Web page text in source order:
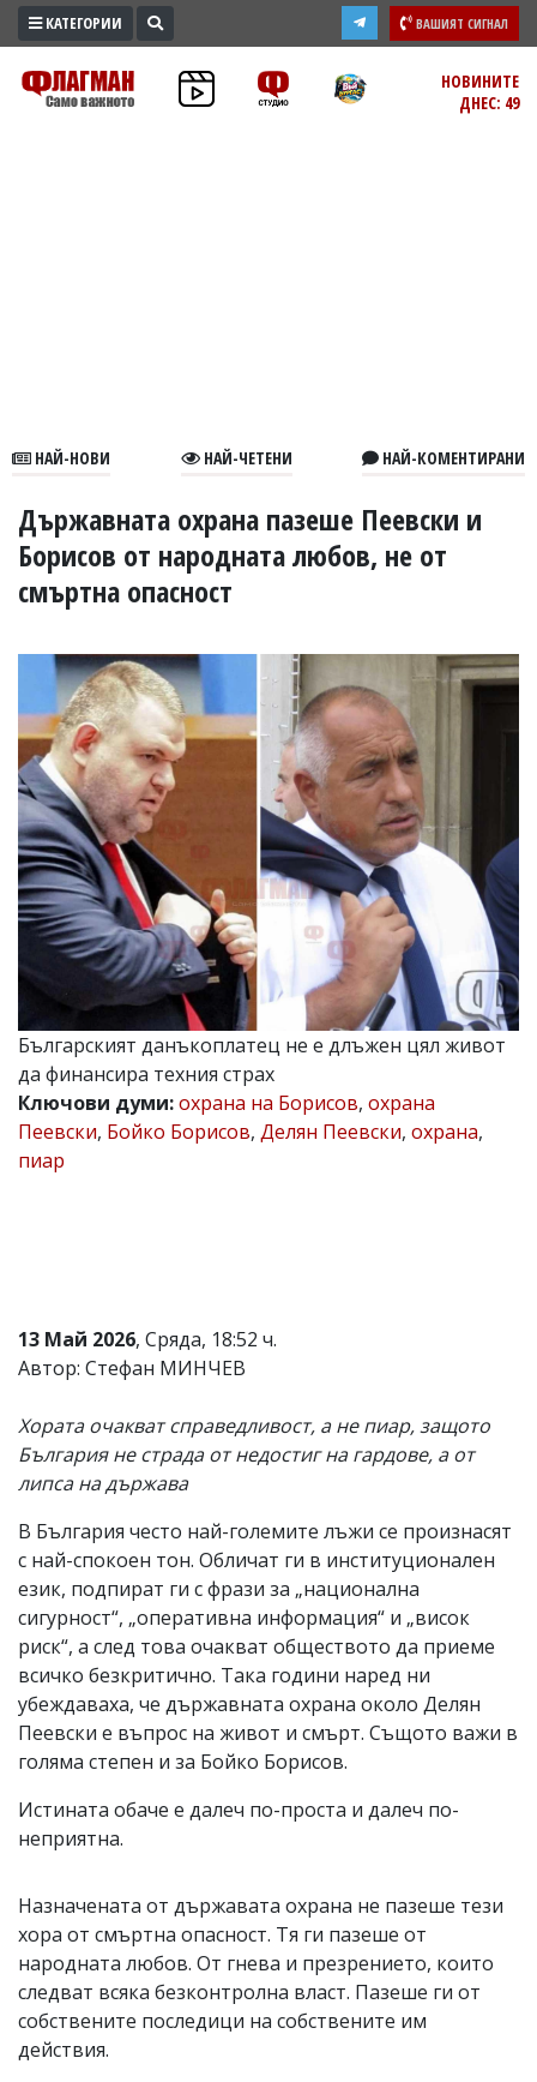
ПРОМО
ЗОНА
УКРАЙНА
СПОРТ
РАЗСЛЕДВАНЕ
БИЗНЕС
Управители:
Веселин
Василев,
email:
v.vasilev@flagman.bg
Катя
Касабова,
еmail:k.kassabova@flagman.bg
Главен
редактор:
email:
office@flagman.bg
Коментарите
под
статиите
се
отговорност
за
тях!
откриете
обиден
за
вас
моля
сигнализирайте
КАТЕГОРИИ ВАШИЯТ СИГНАЛ
НОВИНИТЕ
ДНЕС: 49
НАЙ-НОВИ НАЙ-ЧЕТЕНИ НАЙ-КОМЕНТИРАНИ
Държавната охрана пазеше Пеевски и
Борисов от народната любов, не от
смъртна опасност
Българският данъкоплатец не е длъжен цял живот
да финансира техния страх
Ключови думи:охрана на Борисов, охрана
Пеевски, Бойко Борисов, Делян Пеевски, охрана,
пиар
13 Май 2026, Сряда, 18:52 ч.
Автор: Стефан МИНЧЕВ
Хората очакват справедливост, а не пиар, защото
България не страда от недостиг на гардове, а от
липса на държава
В България често най-големите лъжи се произнасят
с най-спокоен тон. Обличат ги в институционален
език, подпират ги с фрази за „национална
сигурност“, „оперативна информация“ и „висок
риск“, а след това очакват обществото да приеме
всичко безкритично. Така години наред ни
убеждаваха, че държавната охрана около Делян
Пеевски е въпрос на живот и смърт. Същото важи в
голяма степен и за Бойко Борисов.
Истината обаче е далеч по-проста и далеч по-
неприятна.
Назначената от държавата охрана не пазеше тези
хора от смъртна опасност. Тя ги пазеше от
народната любов. От гнева и презрението, които
следват всяка безконтролна власт. Пазеше ги от
собствените последици на собствените им
действия.